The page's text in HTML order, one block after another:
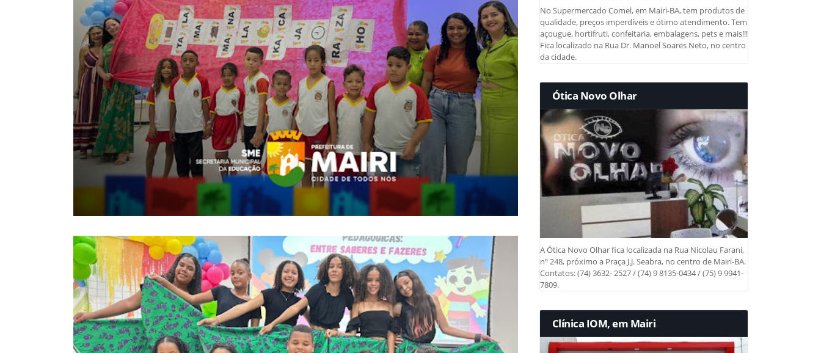
No Supermercado Comel, em Mairi-BA, tem produtos de
qualidade, preços imperdíveis e ótimo atendimento. Tem
açougue, hortifruti, confeitaria, embalagens, pets e mais!!!
Fica localizado na Rua Dr. Manoel Soares Neto, no centro
da cidade.
Ótica Novo Olhar
A Ótica Novo Olhar fica localizada na Rua Nicolau Farani,
nº 248, próximo a Praça J.J. Seabra, no centro de Mairi-BA.
Contatos: (74) 3632- 2527 / (74) 9 8135-0434 / (75) 9 9941-
7809.
Clínica IOM, em Mairi